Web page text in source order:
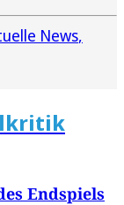
News
Endspiels